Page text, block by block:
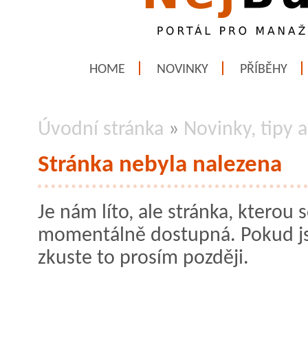
HOME NOVINKY PŘÍBĚHY
Úvodní stránka » Novinky, tipy
Stránka nebyla nalezena
Je nám líto, ale stránka, kterou
momentálně dostupná. Pokud
zkuste to prosím později.